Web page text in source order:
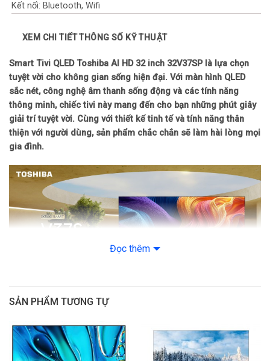
Kết nối: Bluetooth, Wifi
Cổng HDMI: 2 cổng
USB: 1 cổng
Jack cắm: Optical, AV, LAN
Tần số quét: 60Hz
Bộ xử lý: Engine Z1
Công suất loa: 20W
Số lượng loa: 2 loa
Tính năng
Kích thước, trọng lượng
Kích thước có chân đế: 72.2cm x 46cm x 18.6cm (Ngang x cao x
dày)
XEM CHI TIẾT THÔNG SỐ KỸ THUẬT
Smart Tivi QLED Toshiba AI HD 32 inch 32V37SP là lựa chọn
tuyệt vời cho không gian sống hiện đại. Với màn hình QLED
sắc nét, công nghệ âm thanh sống động và các tính năng
thông minh, chiếc tivi này mang đến cho bạn những phút giây
giải trí tuyệt vời. Cùng với thiết kế tinh tế và tính năng thân
thiện với người dùng, sản phẩm chắc chắn sẽ làm hài lòng mọi
gia đình.
Thiết kế tinh tế, phù hợp mọi không gian
Smart Tivi QLED Toshiba AI HD 32 inch 32V37SP được thiết kế
với kiểu dáng hiện đại, màn hình siêu mỏng và chân đế chắc
Đọc thêm
SẢN PHẨM TƯƠNG TỰ